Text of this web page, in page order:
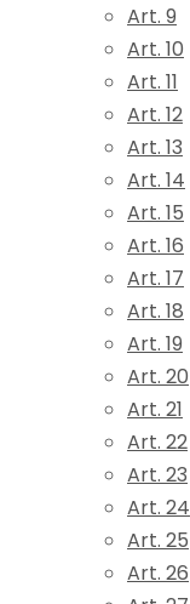
Art. 9
Art. 10
Art. 11
Art. 12
Art. 13
Art. 14
Art. 15
Art. 16
Art. 17
Art. 18
Art. 19
Art. 20
Art. 21
Art. 22
Art. 23
Art. 24
Art. 25
Art. 26